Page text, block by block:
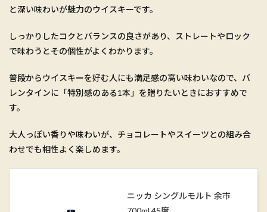
と深い味わいが魅力のウイスキーです。
しっかりしたコクとバランスの良さがあり、ストレートやロック
で味わうとその個性がよくわかります。
普段からウイスキーを好む人にも満足感の高い味わいなので、バ
レンタインに「特別感のある1本」を贈りたいときにおすすめで
す。
大人っぽい香りや味わいが、チョコレートやスイーツとの組み合
わせでも相性よく楽しめます。
ニッカ シングルモルト 余市